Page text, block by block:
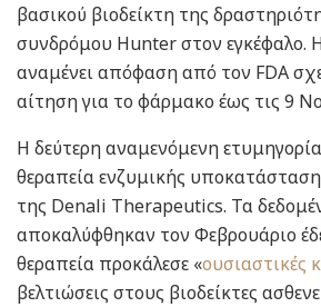
βασικού βιοδείκτη της
συνδρόμου Hunter στον εγκέφαλο.
αναμένει απόφαση από τον FDA
αίτηση για το φάρμακο έως τις 9
Η δεύτερη αναμενόμενη
θεραπεία ενζυμικής
της Denali Therapeutics. Τα
αποκαλύφθηκαν τον Φεβρουάριο
θεραπεία προκάλεσε «ουσιαστικές
βελτιώσεις στους βιοδείκτες